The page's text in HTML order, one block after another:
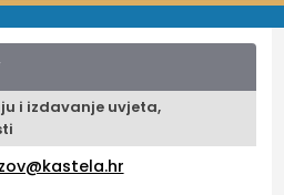
i izdavanje uvjeta,